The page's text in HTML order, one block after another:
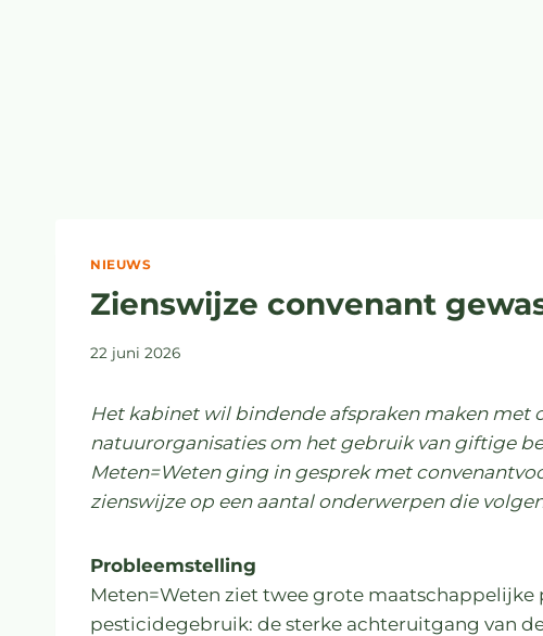
NIEUWS
Zienswijze convenant
22 juni 2026
Het kabinet wil bindende afspraken maken met
natuurorganisaties om het gebruik van giftige
Meten=Weten ging in gesprek met
zienswijze op een aantal onderwerpen die
Probleemstelling
Meten=Weten ziet twee grote
pesticidegebruik: de sterke achteruitgang van